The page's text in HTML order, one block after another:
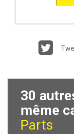
30
même
Parts